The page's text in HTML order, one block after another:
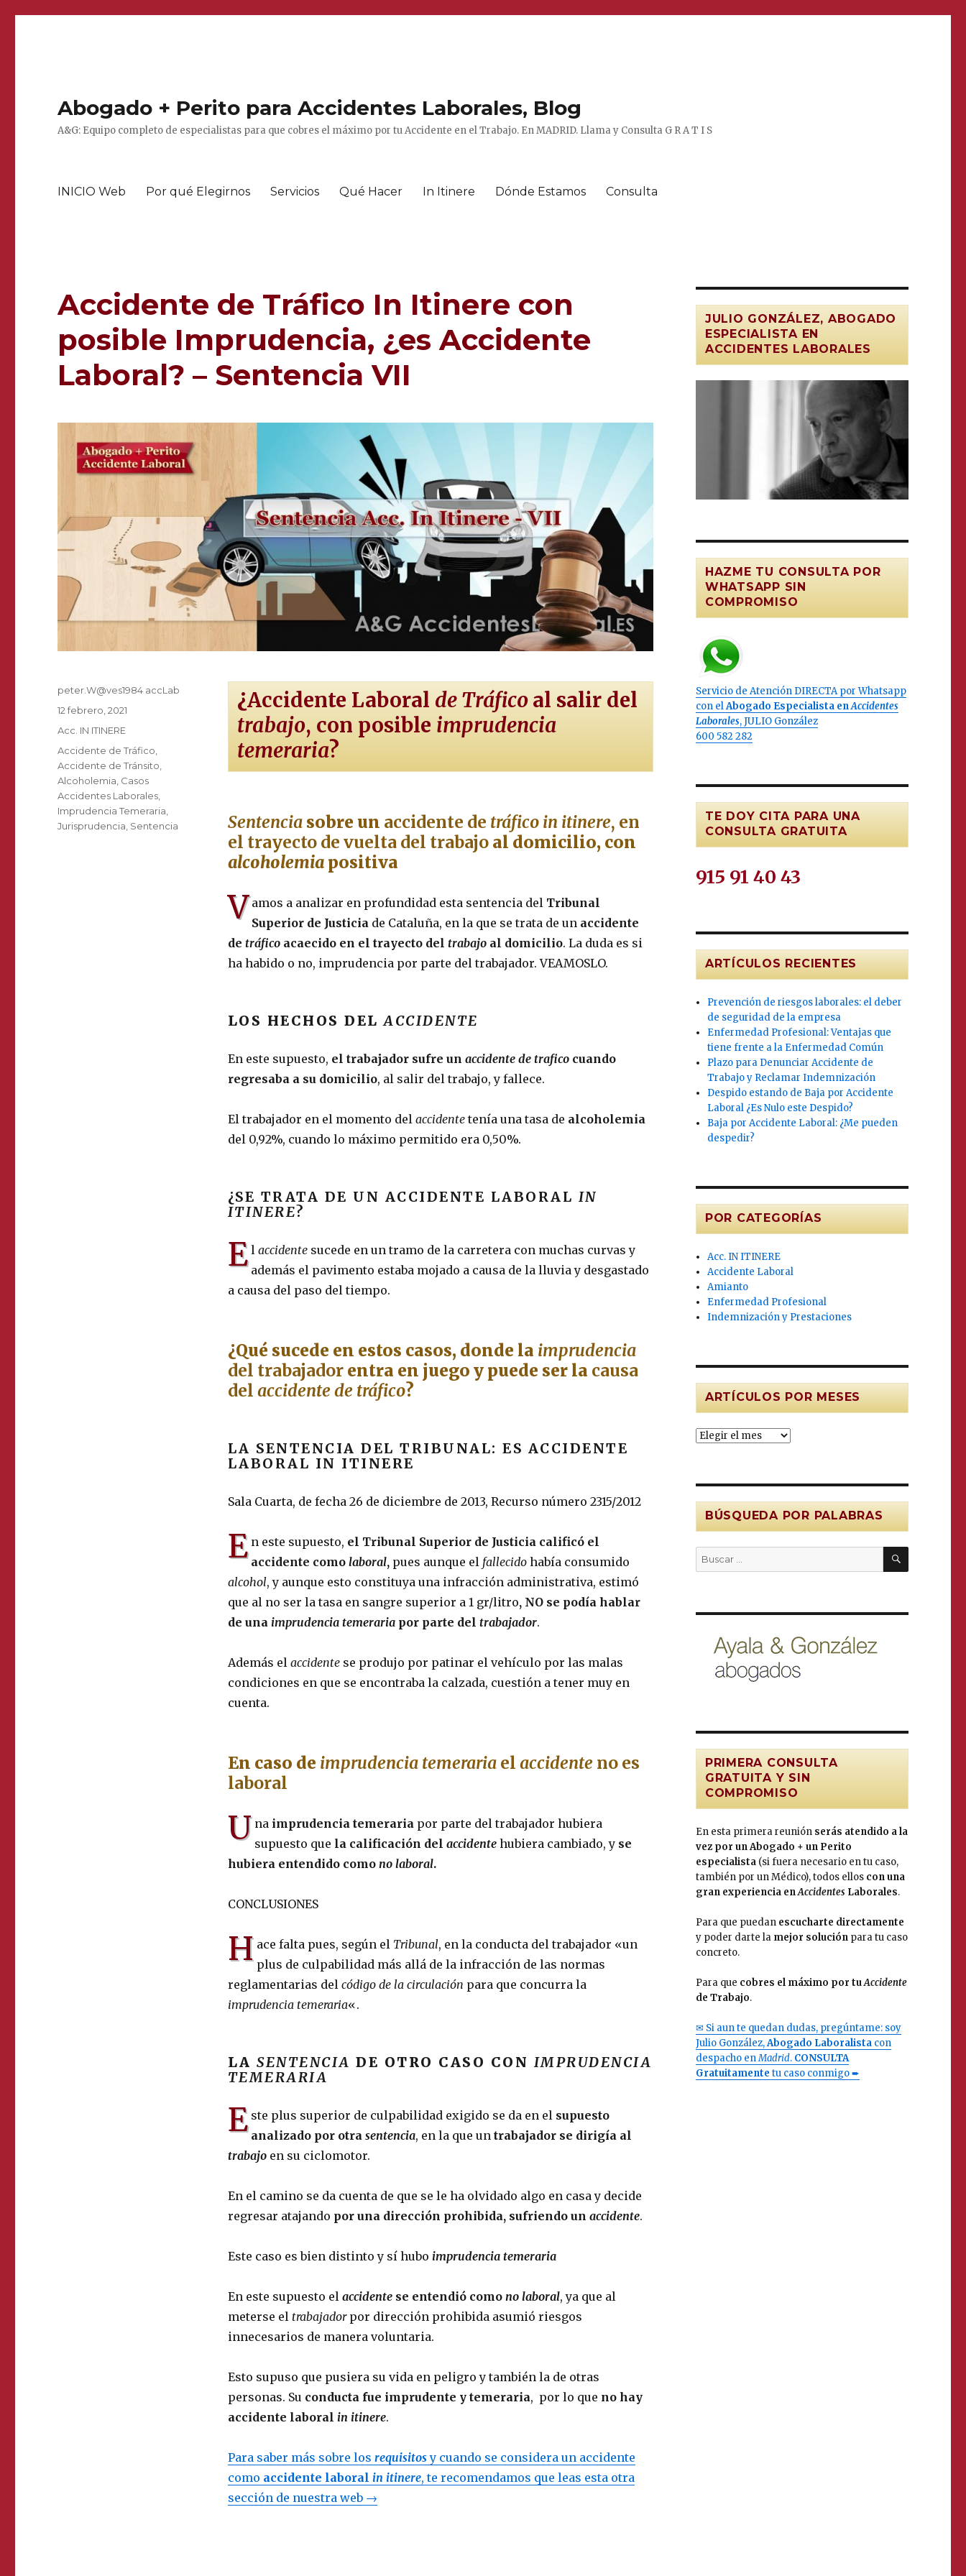
Abogado + Perito para Accidentes Laborales, Blog
A&G: Equipo completo de especialistas para que cobres el máximo por tu Accidente en el Trabajo. En MADRID. Llama y Consulta G R A T I S
INICIO Web Por qué Elegirnos Servicios Qué Hacer In Itinere Dónde Estamos Consulta
Accidente de Tráfico In Itinere con
posible Imprudencia, ¿es Accidente
Laboral? – Sentencia VII
¿Accidente Laboral de Tráficoal salir del
trabajo, con posible imprudencia
temeraria?
Sentencia sobre un accidente de tráfico in itinere, en
el trayecto de vuelta del trabajoal domicilio, con
alcoholemiapositiva
V amos a analizar en profundidad esta sentencia del Tribunal
Superior de Justicia de Cataluña, en la que se trata de un accidente
de tráficoacaecido en el trayecto del trabajoal domicilio. La duda es si
ha habido o no, imprudencia por parte del trabajador. VEAMOSLO.
LOS HECHOS DELACCIDENTE
En este supuesto, el trabajador sufre un accidente de traficocuando
regresaba a su domicilio, al salir del trabajo, y fallece.
El trabajador en el momento del accidentetenía una tasa de alcoholemia
del 0,92%, cuando lo máximo permitido era 0,50%.
¿SE TRATA DE UN ACCIDENTE LABORAL IN
ITINERE?
E laccidente sucede en un tramo de la carretera con muchas curvas y
además el pavimento estaba mojado a causa de la lluvia y desgastado
a causa del paso del tiempo.
¿Qué sucede en estos casos, donde la imprudencia
del trabajadorentra en juego y puede ser la causa
del accidente de tráfico?
LA SENTENCIA DEL TRIBUNAL: ES ACCIDENTE
LABORAL IN ITINERE
Sala Cuarta, de fecha 26 de diciembre de 2013, Recurso número 2315/2012
E n este supuesto, el Tribunal Superior de Justicia calificó el
accidente comolaboral, pues aunque el fallecido había consumido
alcohol, y aunque esto constituya una infracción administrativa, estimó
que al no ser la tasa en sangre superior a 1 gr/litro, NO se podía hablar
de una imprudencia temerariapor parte del trabajador.
Además el accidentese produjo por patinar el vehículo por las malas
condiciones en que se encontraba la calzada, cuestión a tener muy en
cuenta.
En caso de imprudencia temerariael accidente no es
laboral
U na imprudencia temeraria por parte del trabajador hubiera
supuesto que la calificación delaccidente hubiera cambiado, y se
hubiera entendido como no laboral.
CONCLUSIONES
H ace falta pues, según el Tribunal, en la conducta del trabajador «un
plus de culpabilidad más allá de la infracción de las normas
reglamentarias del código de la circulación para que concurra la
imprudencia temeraria«.
LASENTENCIA DE OTRO CASO CON IMPRUDENCIA
TEMERARIA
E ste plus superior de culpabilidad exigido se da en el supuesto
analizado por otrasentencia, en la que untrabajador se dirigía al
trabajoen su ciclomotor.
En el camino se da cuenta de que se le ha olvidado algo en casa y decide
regresar atajando por una dirección prohibida, sufriendo un accidente.
Este caso es bien distinto y sí hubo imprudencia temeraria
En este supuesto el accidentese entendió como no laboral, ya que al
meterse el trabajadorpor dirección prohibida asumió riesgos
innecesarios de manera voluntaria.
Esto supuso que pusiera su vida en peligro y también la de otras
personas. Su conducta fue imprudente y temeraria, por lo que no hay
accidente laboral in itinere.
Para saber más sobre los requisitosy cuando se considera un accidente
como accidente laboral in itinere, te recomendamos que leas esta otra
sección de nuestra web →
Autor
peter.W@ves1984 accLab
Publicado
12 febrero, 2021
Categorías
Acc. IN ITINERE
Etiquetas
Accidente de Tráfico
Accidente de Tránsito
Alcoholemia Casos
Accidentes Laborales
Imprudencia Temeraria
Jurisprudencia Sentencia
JULIO GONZÁLEZ, ABOGADO
ESPECIALISTA EN
ACCIDENTES LABORALES
HAZME TU CONSULTA POR
WHATSAPP SIN
COMPROMISO
Servicio de Atención DIRECTA por Whatsapp
con elAbogado Especialista enAccidentes
Laborales, JULIO González
600 582 282
TE DOY CITA PARA UNA
CONSULTA GRATUITA
915 91 40 43
ARTÍCULOS RECIENTES
Prevención de riesgos laborales: el deber
de seguridad de la empresa
Enfermedad Profesional: Ventajas que
tiene frente a la Enfermedad Común
Plazo para Denunciar Accidente de
Trabajo y Reclamar Indemnización
Despido estando de Baja por Accidente
Laboral ¿Es Nulo este Despido?
Baja por Accidente Laboral: ¿Me pueden
despedir?
POR CATEGORÍAS
Acc. IN ITINERE
Accidente Laboral
Amianto
Enfermedad Profesional
Indemnización y Prestaciones
ARTÍCULOS POR MESES
Artículos
BÚSQUEDA POR PALABRAS
Buscar
por:
BUSCAR
PRIMERA CONSULTA
GRATUITA Y SIN
COMPROMISO
En esta primera reunión serás atendido a la
vez por un Abogado + un Perito
especialista(si fuera necesario en tu caso,
también por un Médico), todos ellos con una
gran experiencia enAccidentes Laborales.
Para que puedan escucharte directamente
y poder darte la mejor soluciónpara tu caso
concreto.
Para que cobres el máximo por tuAccidente
de Trabajo.
✉ Si aun te quedan dudas, pregúntame: soy
Julio González,Abogado Laboralistacon
despacho enMadrid. CONSULTA
Gratuitamente tu caso conmigo ➨